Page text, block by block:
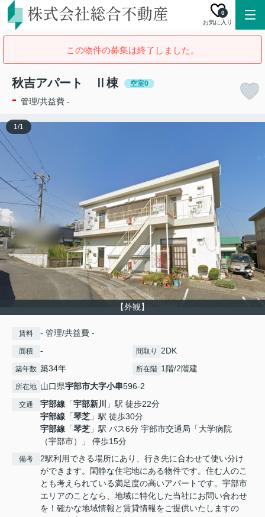
お気に入り
0
この物件の募集は終了しました。
秋吉アパート Ⅱ棟 空室0
- 管理/共益費 -
【外観】
1/1
賃料 - 管理/共益費 -
面積 - 間取り 2DK
築年数 築34年 所在階 1階/2階建
所在地 山口県宇部市大字小串596-2
交通 宇部線 「宇部新川
」駅 徒歩22分
宇部線 「琴芝 」駅 徒歩30分
宇部線 「琴芝 」駅 バス6分 宇部市交通局「大学病院
（宇部市）」 停歩15分
備考
2駅利用できる場所にあり、行き先に合わせて使い分け
ができます。閑静な住宅地にある物件です。住む人のこ
とも考えられている満足度の高いアパートです。宇部市
エリアのことなら、地域に特化した当社にお問い合わせ
を！確かな地域情報と賃貸情報をご提供いたしますの